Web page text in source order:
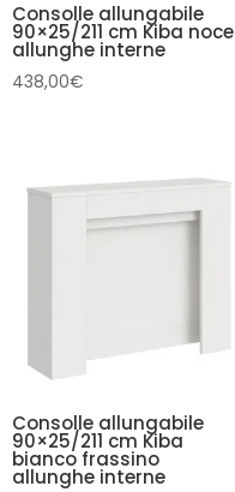
Consolle allungabile
90×25/211 cm Kiba noce
allunghe interne
438,00€
Consolle allungabile
90×25/211 cm Kiba
bianco frassino
allunghe interne